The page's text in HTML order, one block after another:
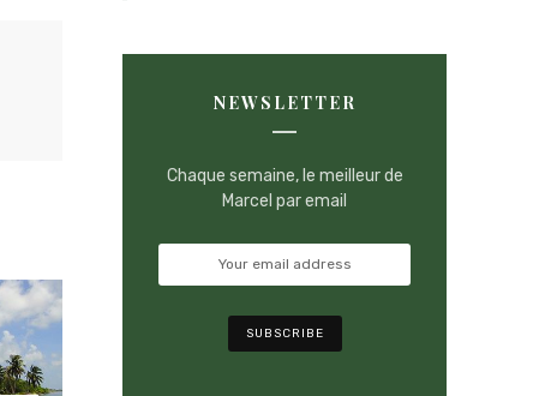
NEWSLETTER
Chaque semaine, le meilleur de
Marcel par email